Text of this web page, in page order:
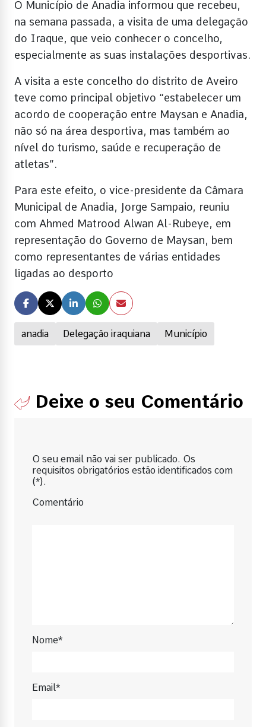
anadia Delegação iraquiana Município
O Município de Anadia informou que recebeu,
na semana passada, a visita de uma delegação
do Iraque, que veio conhecer o concelho,
especialmente as suas instalações desportivas.
A visita a este concelho do distrito de Aveiro
teve como principal objetivo “estabelecer um
acordo de cooperação entre Maysan e Anadia,
não só na área desportiva, mas também ao
nível do turismo, saúde e recuperação de
atletas”.
Para este efeito, o vice-presidente da Câmara
Municipal de Anadia, Jorge Sampaio, reuniu
com Ahmed Matrood Alwan Al-Rubeye, em
representação do Governo de Maysan, bem
como representantes de várias entidades
ligadas ao desporto
Deixe o seu Comentário
O seu email não vai ser publicado. Os
requisitos obrigatórios estão identificados com
(*).
Comentário
Nome*
Email*